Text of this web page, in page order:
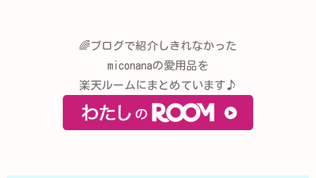
🌈ブログで紹介しきれなかった
miconanaの愛用品を
楽天ルームにまとめています♪